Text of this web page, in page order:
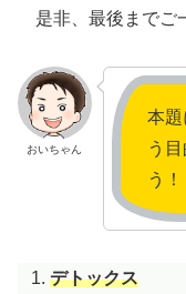
是非、最後までご
おいちゃん
本
う
う！
デトックス